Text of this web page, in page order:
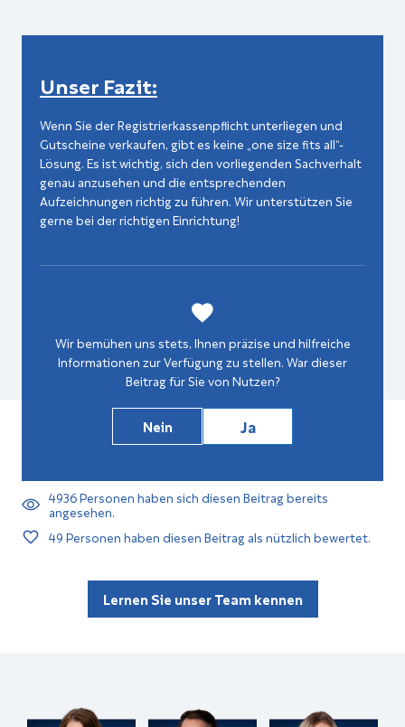
Unser Fazit:
Wenn Sie der Registrierkassenpflicht unterliegen und
Gutscheine verkaufen, gibt es keine „one size fits all“-
Lösung. Es ist wichtig, sich den vorliegenden Sachverhalt
genau anzusehen und die entsprechenden
Aufzeichnungen richtig zu führen. Wir unterstützen Sie
gerne bei der richtigen Einrichtung!
Wir bemühen uns stets, Ihnen präzise und hilfreiche
Informationen zur Verfügung zu stellen. War dieser
Beitrag für Sie von Nutzen?
Nein Ja
4936Personen haben sich diesen Beitrag bereits
angesehen.
49Personen haben diesen Beitrag als nützlich bewertet.
Lernen Sie unser Team kennen